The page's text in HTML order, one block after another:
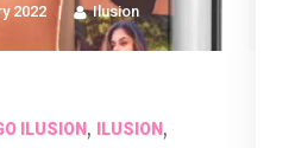
2022 Ilusion
ILUSION, ILUSION,